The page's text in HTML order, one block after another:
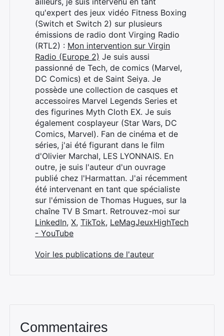
qu'expert des jeux vidéo Fitness Boxing
(Switch et Switch 2) sur plusieurs
émissions de radio dont Virging Radio
(RTL2) : Mon intervention sur Virgin
Radio (Europe 2) Je suis aussi
passionné de Tech, de comics (Marvel,
DC Comics) et de Saint Seiya. Je
possède une collection de casques et
accessoires Marvel Legends Series et
des figurines Myth Cloth EX. Je suis
également cosplayeur (Star Wars, DC
Comics, Marvel). Fan de cinéma et de
séries, j'ai été figurant dans le film
d'Olivier Marchal, LES LYONNAIS. En
outre, je suis l'auteur d'un ouvrage
publié chez l'Harmattan. J'ai récemment
été intervenant en tant que spécialiste
sur l'émission de Thomas Hugues, sur la
chaîne TV B Smart. Retrouvez-moi sur
LinkedIn, X, TikTok, LeMagJeuxHighTech
- YouTube
Voir les publications de l'auteur
Commentaires